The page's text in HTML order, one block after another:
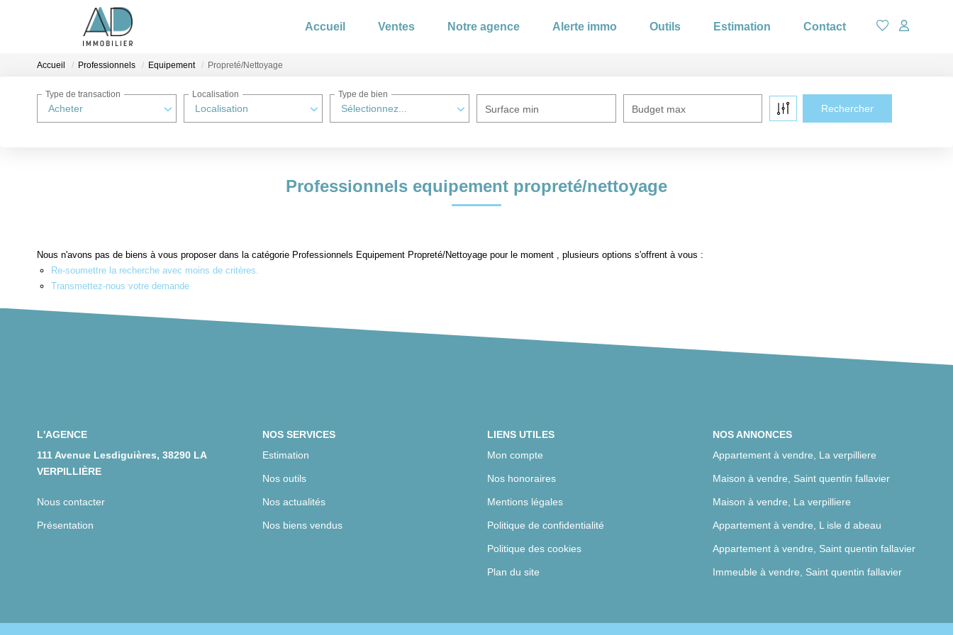
Accueil Ventes Notre agence Alerte immo Outils Estimation Contact
Accueil Professionnels Equipement Propreté/Nettoyage
Acheter
Type de transaction
Localisation
Localisation
Sélectionnez...
Type de bien
Surface min Budget max
Professionnels equipement propreté/nettoyage
Nous n'avons pas de biens à vous proposer dans la catégorie Professionnels Equipement Propreté/Nettoyage pour le moment , plusieurs options s'offrent à vous :
Re-soumettre la recherche avec moins de critères.
Transmettez-nous votre demande
L'AGENCE
111 Avenue Lesdiguières, 38290 LA
VERPILLIÈRE
Nous contacter
Présentation
NOS SERVICES
Estimation
Nos outils
Nos actualités
Nos biens vendus
LIENS UTILES
Mon compte
Nos honoraires
Mentions légales
Politique de confidentialité
Politique des cookies
Plan du site
NOS ANNONCES
Appartement à vendre, La verpilliere
Maison à vendre, Saint quentin fallavier
Maison à vendre, La verpilliere
Appartement à vendre, L isle d abeau
Appartement à vendre, Saint quentin fallavier
Immeuble à vendre, Saint quentin fallavier